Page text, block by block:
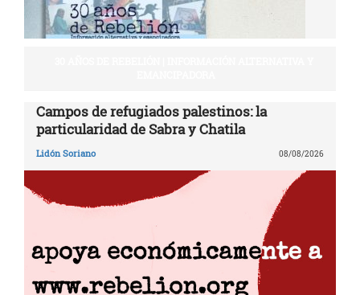
Campos de refugiados palestinos: la
particularidad de Sabra y Chatila
Lidón Soriano 08/08/2026